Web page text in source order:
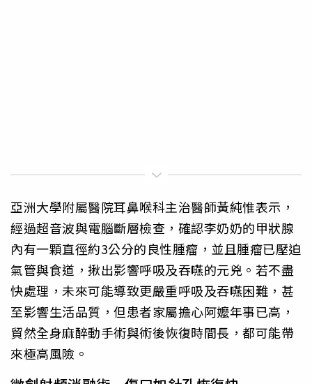
亞洲大學附屬醫院耳鼻喉科主治醫師黃純惟表示，
經過超音波與電腦斷層檢查，確認李奶奶的甲狀腺
內有一顆直徑約3公分的良性腫瘤，並且腫瘤已壓迫
氣管與食道，揪出影響呼吸及吞嚥的元兇。若不盡
快處理，未來可能導致更嚴重呼吸及吞嚥困難，甚
至影響生活品質，但患者家屬擔心阿嬤年事已高，
貿然全身麻醉動手術與術後恢復時間長，都可能帶
來極高風險。